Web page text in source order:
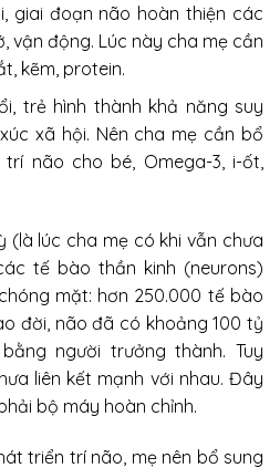
giai đoạn não hoàn thiện các
vận động. Lúc này cha mẹ cần
kẽm, protein.
trẻ hình thành khả năng suy
xã hội. Nên cha mẹ cần bổ
não cho bé, Omega-3, i-ốt,
(là lúc cha mẹ có khi vẫn chưa
tế bào thần kinh (neurons)
mặt: hơn 250.000 tế bào
đời, não đã có khoảng 100 tỷ
người trưởng thành. Tuy
liên kết mạnh với nhau. Đây
bộ máy hoàn chỉnh.
triển trí não, mẹ nên bổ sung